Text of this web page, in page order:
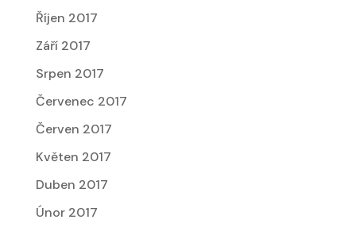
Říjen 2017
Září 2017
Srpen 2017
Červenec 2017
Červen 2017
Květen 2017
Duben 2017
Únor 2017